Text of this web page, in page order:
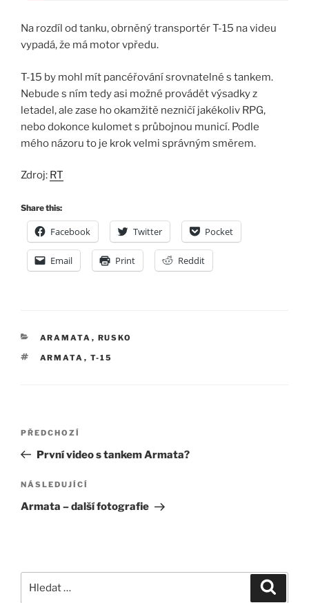
Na rozdíl od tanku, obrněný transportér T-15 na videu
vypadá, že má motor vpředu.
T-15 by mohl mít pancéřování srovnatelné s tankem.
Nebude s ním tedy asi možné provádět výsadky z
letadel, ale zase ho okamžitě nezničí jakékoliv RPG,
nebo dokonce kulomet s průbojnou municí. Podle
mého názoru to je krok velmi správným směrem.
Zdroj: RT
Share this:
Facebook Twitter Pocket
Email Print Reddit
RUBRIKY
ARAMATA , RUSKO
ŠTÍTKY
ARMATA , T-15
Navigace
příspěvek
Předchozí
příspěvek
PŘEDCHOZÍ
První video s tankem Armata?
Následující
příspěvek
NÁSLEDUJÍCÍ
Armata – další fotografie